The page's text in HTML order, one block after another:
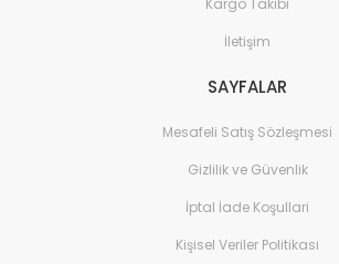
Kargo Takibi
İletişim
SAYFALAR
Mesafeli Satış Sözleşmesi
Gizlilik ve Güvenlik
İptal İade Koşullari
Kişisel Veriler Politikası